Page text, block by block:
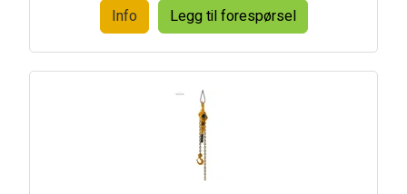
Info Legg til forespørsel